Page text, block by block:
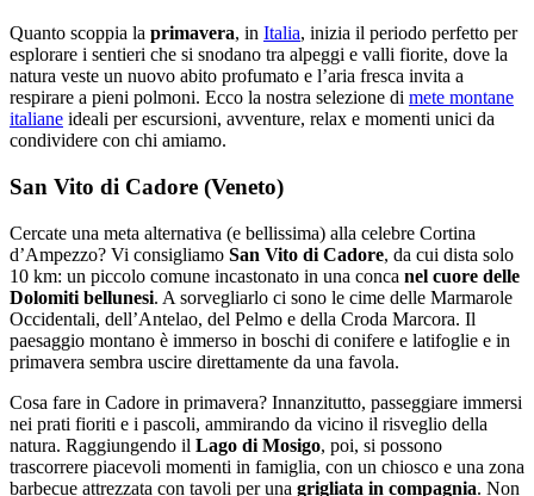
Quanto scoppia la primavera, in Italia, inizia il periodo perfetto per
esplorare i sentieri che si snodano tra alpeggi e valli fiorite, dove la
natura veste un nuovo abito profumato e l’aria fresca invita a
respirare a pieni polmoni. Ecco la nostra selezione di mete montane
italiane ideali per escursioni, avventure, relax e momenti unici da
condividere con chi amiamo.
San Vito di Cadore (Veneto)
Cercate una meta alternativa (e bellissima) alla celebre Cortina
d’Ampezzo? Vi consigliamo San Vito di Cadore, da cui dista solo
10 km: un piccolo comune incastonato in una conca nel cuore delle
Dolomiti bellunesi. A sorvegliarlo ci sono le cime delle Marmarole
Occidentali, dell’Antelao, del Pelmo e della Croda Marcora. Il
paesaggio montano è immerso in boschi di conifere e latifoglie e in
primavera sembra uscire direttamente da una favola.
Cosa fare in Cadore in primavera? Innanzitutto, passeggiare immersi
nei prati fioriti e i pascoli, ammirando da vicino il risveglio della
natura. Raggiungendo il Lago di Mosigo, poi, si possono
trascorrere piacevoli momenti in famiglia, con un chiosco e una zona
barbecue attrezzata con tavoli per una grigliata in compagnia. Non